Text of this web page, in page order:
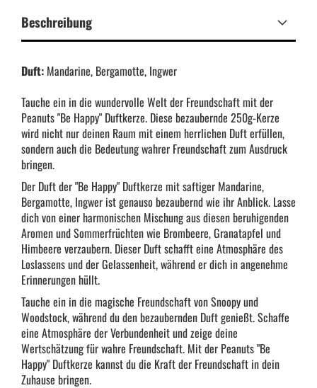
Beschreibung
Duft: Mandarine, Bergamotte, Ingwer
Tauche ein in die wundervolle Welt der Freundschaft mit der
Peanuts "Be Happy" Duftkerze. Diese bezaubernde 250g-Kerze
wird nicht nur deinen Raum mit einem herrlichen Duft erfüllen,
sondern auch die Bedeutung wahrer Freundschaft zum Ausdruck
bringen.
Der Duft der "Be Happy" Duftkerze mit saftiger Mandarine,
Bergamotte, Ingwer ist genauso bezaubernd wie ihr Anblick. Lasse
dich von einer harmonischen Mischung aus diesen beruhigenden
Aromen und Sommerfrüchten wie Brombeere, Granatapfel und
Himbeere verzaubern. Dieser Duft schafft eine Atmosphäre des
Loslassens und der Gelassenheit, während er dich in angenehme
Erinnerungen hüllt.
Tauche ein in die magische Freundschaft von Snoopy und
Woodstock, während du den bezaubernden Duft genießt. Schaffe
eine Atmosphäre der Verbundenheit und zeige deine
Wertschätzung für wahre Freundschaft. Mit der Peanuts "Be
Happy" Duftkerze kannst du die Kraft der Freundschaft in dein
Zuhause bringen.